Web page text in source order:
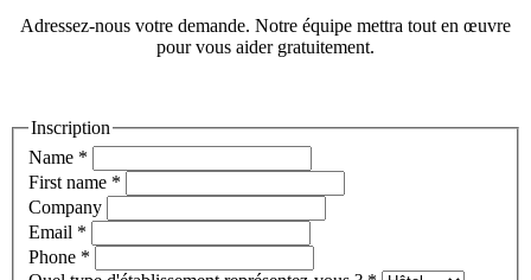
Adressez-nous votre demande. Notre équipe mettra tout en œuvre
pour vous aider gratuitement.
Inscription
Name *
First name *
Company
Email *
Phone *